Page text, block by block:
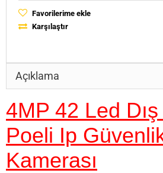
Favorilerime ekle
Karşılaştır
Açıklama
4MP 42 Led
Poeli Ip
Kamerası